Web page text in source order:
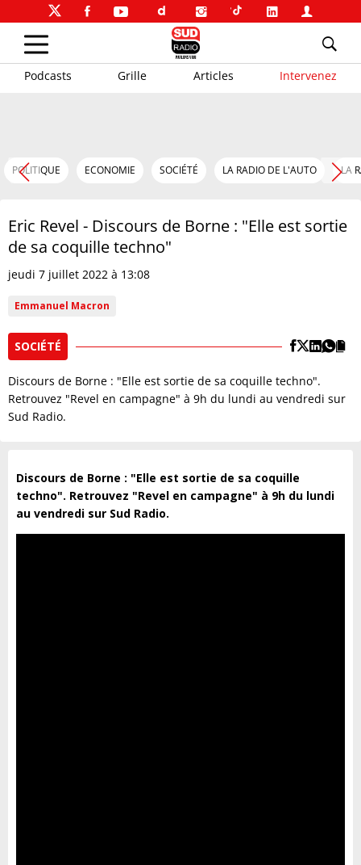
Podcasts Grille Articles Intervenez
POLITIQUE ECONOMIE SOCIÉTÉ LA RADIO DE L'AUTO LA
Eric Revel - Discours de Borne : "Elle est sortie
de sa coquille techno"
jeudi 7 juillet 2022 à 13:08
Emmanuel Macron
SOCIÉTÉ
Discours de Borne : "Elle est sortie de sa coquille techno".
Retrouvez "Revel en campagne" à 9h du lundi au vendredi sur
Sud Radio.
Discours de Borne : "Elle est sortie de sa coquille
techno". Retrouvez "Revel en campagne" à 9h du lundi
au vendredi sur Sud Radio.